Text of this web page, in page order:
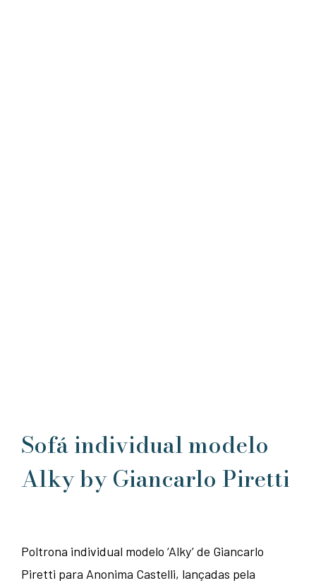
Sofá individual modelo
Alky by Giancarlo Piretti
Poltrona individual modelo ‘Alky’ de Giancarlo
Piretti para Anonima Castelli, lançadas pela